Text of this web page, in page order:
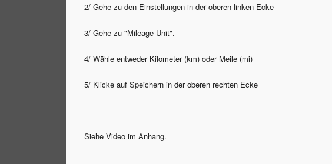
2/ Gehe zu den Einstellungen in der oberen linken Ecke
3/ Gehe zu "Mileage Unit".
4/ Wähle entweder Kilometer (km) oder Meile (mi)
5/ Klicke auf Speichern in der oberen rechten Ecke
Siehe Video im Anhang.